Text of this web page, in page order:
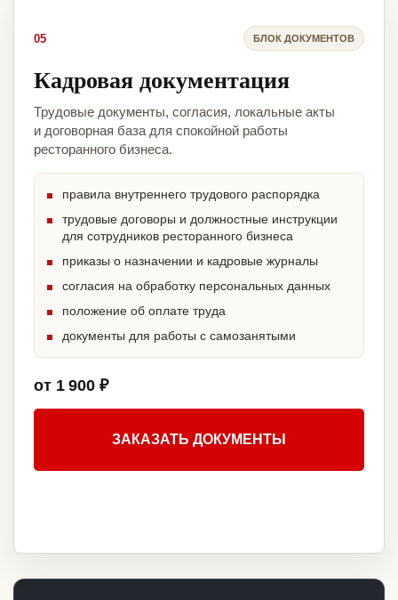
05 БЛОК ДОКУМЕНТОВ
Кадровая документация
Трудовые документы, согласия, локальные акты
и договорная база для спокойной работы
ресторанного бизнеса.
правила внутреннего трудового распорядка
трудовые договоры и должностные инструкции
для сотрудников ресторанного бизнеса
приказы о назначении и кадровые журналы
согласия на обработку персональных данных
положение об оплате труда
документы для работы с самозанятыми
от 1 900 ₽
ЗАКАЗАТЬ ДОКУМЕНТЫ